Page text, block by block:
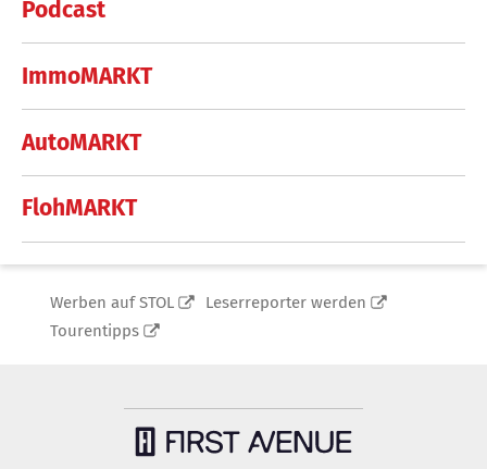
Podcast
ImmoMARKT
AutoMARKT
FlohMARKT
Werben auf STOL
Leserreporter werden
Tourentipps